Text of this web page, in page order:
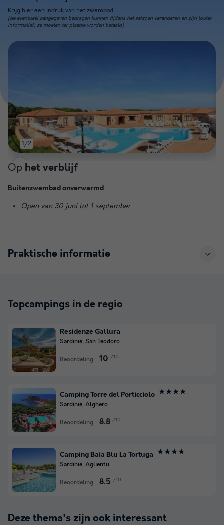
Krijg hier een indruk van het zwembad
(de eventueel aangegeven bedragen kunnen tijdens het seizoen veranderen en zijn louter
informatief; ze moeten ter plaatse worden betaald)
1/2
Op het verblijf
Buitenzwembad onverwarmd
Open van 30 juni tot 1 september
Praktische informatie
Topcampings in de regio
Residenze Gallura
Sardinië, San Teodoro
Beoordeling 10 /10
Camping Torre del Porticciolo ★★★★
Sardinië, Alghero
Beoordeling 8.8 /10
Camping Baia Blu La Tortuga ★★★★
Sardinië, Aglientu
Beoordeling 8.5 /10
Deze thema's zijn ook interessant